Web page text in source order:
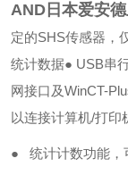
AND日本爱安
定的SHS传感器，
统计数据● USB串
网接口及WinCT-
以连接计算机/打
● 统计计数功能，